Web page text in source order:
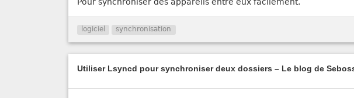
Pour synchroniser des appareils entre eux facilement.
logiciel synchronisation
Utiliser Lsyncd pour synchroniser deux dossiers – Le blog de